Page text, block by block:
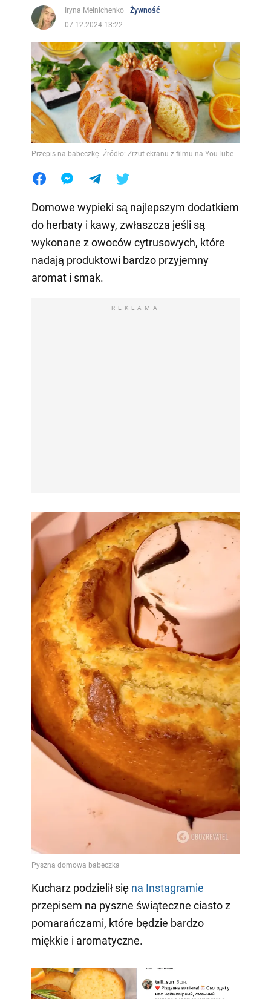
Iryna Melnichenko
Żywność
07.12.2024 13:22
Przepis na babeczkę. Źródło: Zrzut ekranu z filmu na YouTube
Domowe wypieki są najlepszym dodatkiem
do herbaty i kawy, zwłaszcza jeśli są
wykonane z owoców cytrusowych, które
nadają produktowi bardzo przyjemny
aromat i smak.
REKLAMA
Kucharz podzielił się na Instagramie
przepisem na pyszne świąteczne ciasto z
pomarańczami, które będzie bardzo
miękkie i aromatyczne.